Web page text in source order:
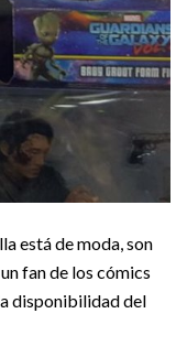
está de moda, son
fan de los cómics
disponibilidad del